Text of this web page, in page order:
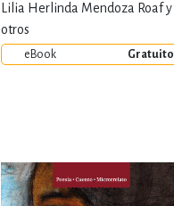
Lilia Herlinda Mendoza Roaf y
otros
eBook Gratuito